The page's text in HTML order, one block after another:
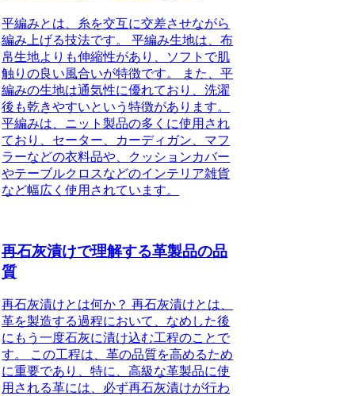
平編みとは、糸を交互に交差させながら
編み上げる技法です。 平編み生地は、布
帛生地よりも伸縮性があり、ソフトで肌
触りの良い風合いが特徴です。 また、平
編みの生地は通気性に優れており、洗濯
後も乾きやすいという特徴があります。
平編みは、ニット製品の多くに使用され
ており、セーター、カーディガン、マフ
ラーなどの衣料品や、クッションカバー
やテーブルクロスなどのインテリア雑貨
など幅広く使用されています。
再石灰漬けで理解する革製品の品
質
再石灰漬けとは何か？ 再石灰漬けとは、
革を製造する過程において、なめした後
にもう一度石灰に漬け込む工程のことで
す。 この工程は、革の品質を高めるため
に重要であり、特に、高級な革製品に使
用される革には、必ず再石灰漬けが行わ